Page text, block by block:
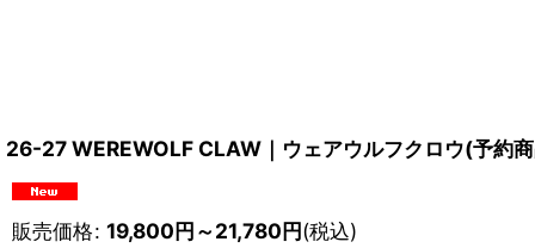
26-27 WEREWOLF CLAW｜ウェアウルフクロウ(予約
販売価格: 19,800円～21,780円(税込)